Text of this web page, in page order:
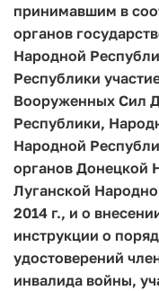
принимавшим в
органов
Народной
Республики
Вооруженных Сил
Республики,
Народной
органов Донецкой
Луганской
2014 г., и о
инструкции о
удостоверений
инвалида войны,